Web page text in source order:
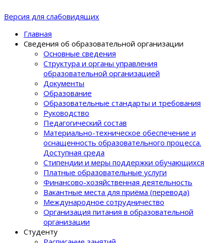
Версия для слабовидящих
Главная
Сведения об образовательной организации
Основные сведения
Структура и органы управления
образовательной организацией
Документы
Образование
Образовательные стандарты и требования
Руководство
Педагогический состав
Материально-техническое обеспечение и
оснащенность образовательного процеcса.
Доступная среда
Стипендии и меры поддержки обучающихся
Платные образовательные услуги
Финансово-хозяйственная деятельность
Вакантные места для приёма (перевода)
Международное сотрудничество
Организация питания в образовательной
организации
Студенту